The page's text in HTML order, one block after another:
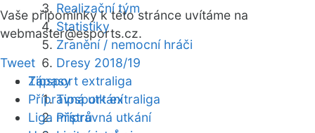
Realizační tým
Statistiky
Zranění / nemocní hráči
Dresy 2018/19
Zápasy
Tipsport extraliga
Přípravná utkání
Vaše připomínky k této stránce uvítáme na
webmaster@esports.cz.
Tweet
Tipsport extraliga
Přípravná utkání
Liga mistrů